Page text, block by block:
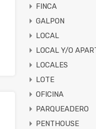
FINCA
GALPON
LOCAL
LOCAL Y/O
LOCALES
LOTE
OFICINA
PARQUEADERO
PENTHOUSE